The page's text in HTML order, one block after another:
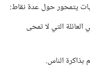
يتمحور حول عدة نقاط:
العائلة التي لا تمحى